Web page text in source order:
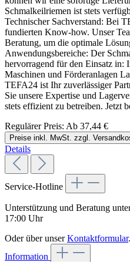
Schmalkeilriemen ist stets
Technischer Sachverstand: Bei
fundierten Know-how. Unser
Beratung, um die optimale
Anwendungsbereiche: Der
hervorragend für den Einsatz in:
Maschinen und Förderanlagen
TEFA24 ist Ihr zuverlässiger
Sie unsere Expertise und
stets effizient zu betreiben. Jetzt
Regulärer Preis: Ab 37,44 €
Preise inkl. MwSt. zzgl.
Details
Service-Hotline
Unterstützung und Beratung
17:00 Uhr
Oder über unserKontaktformular.
Information